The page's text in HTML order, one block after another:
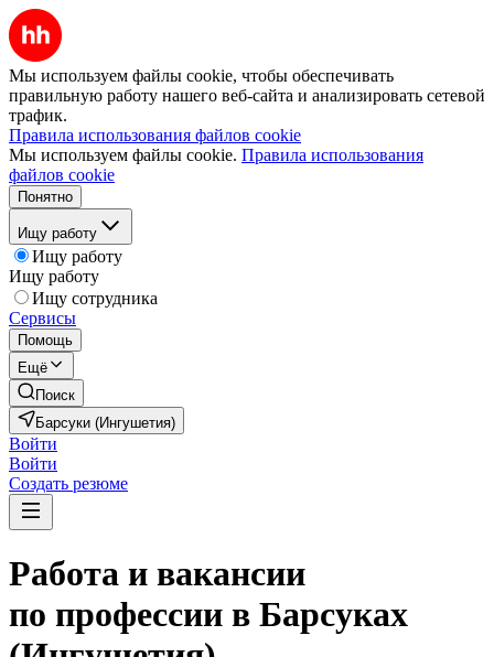
Мы используем файлы cookie, чтобы обеспечивать
правильную работу нашего веб-сайта и анализировать сетевой
трафик.
Правила использования файлов cookie
Мы используем файлы cookie. Правила использования
файлов cookie
Понятно
Ищу работу
Ищу работу
Ищу работу
Ищу сотрудника
Сервисы
Помощь
Ещё
Поиск
Барсуки (Ингушетия)
Войти
Войти
Создать резюме
Работа и вакансии
по профессии в Барсуках